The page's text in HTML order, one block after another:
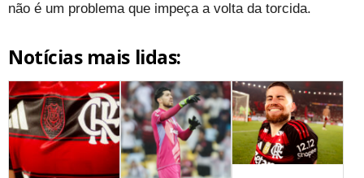
não é um problema que impeça a volta da torcida.
Notícias mais lidas: